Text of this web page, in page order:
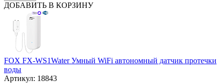
ДОБАВИТЬ В КОРЗИНУ
FOX FX-WS1Water Умный WiFi автономный датчик протечки
воды
Артикул: 18843